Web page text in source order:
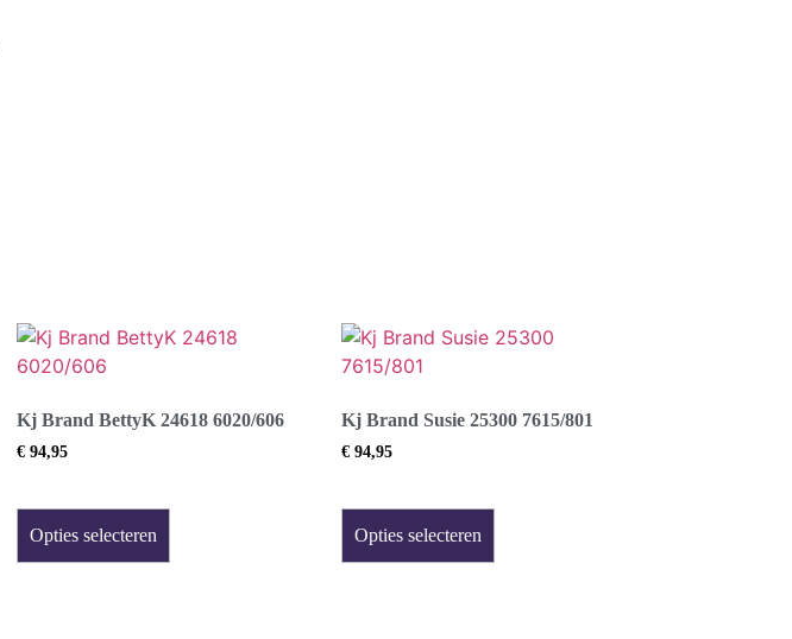
Kj Brand BettyK 24618 6020/606
€ 94,95
Opties selecteren
Kj Brand Susie 25300 7615/801
€94,95
Opties selecteren